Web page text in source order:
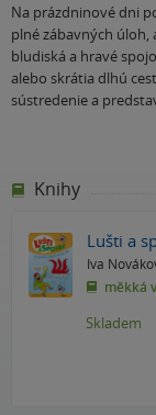
Na prázdninové dni
plné zábavných úloh,
bludiská a hravé
alebo skrátia dlhú
sústredenie a
Knihy
Lušti a
Iva
měkká
Skladem